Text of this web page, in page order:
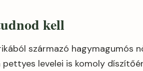
kell
származó hagymagumós
pettyes levelei is komoly